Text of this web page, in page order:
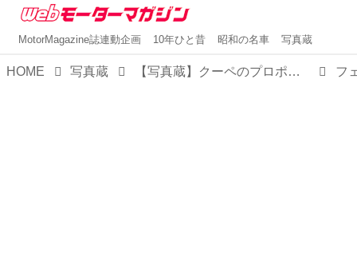
MotorMagazine誌連動企画 10年ひと昔 昭和の名車 写真蔵
HOME 写真蔵 【写真蔵】クーペのプロポーションをそのままにオープン化した、フェラーリ「アマルフィ スパイダー」